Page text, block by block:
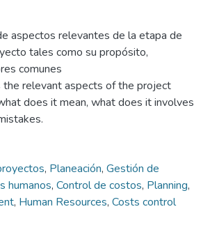
aspectos relevantes de la etapa de
tales como su propósito,
comunes
the relevant aspects of the project
does it mean, what does it involves
, Planeación, Gestión de
humanos, Control de costos, Planning,
, Human Resources, Costs control